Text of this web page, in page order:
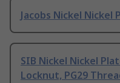
Jacobs Nickel Nickel
SIB Nickel Nickel
Locknut, PG29